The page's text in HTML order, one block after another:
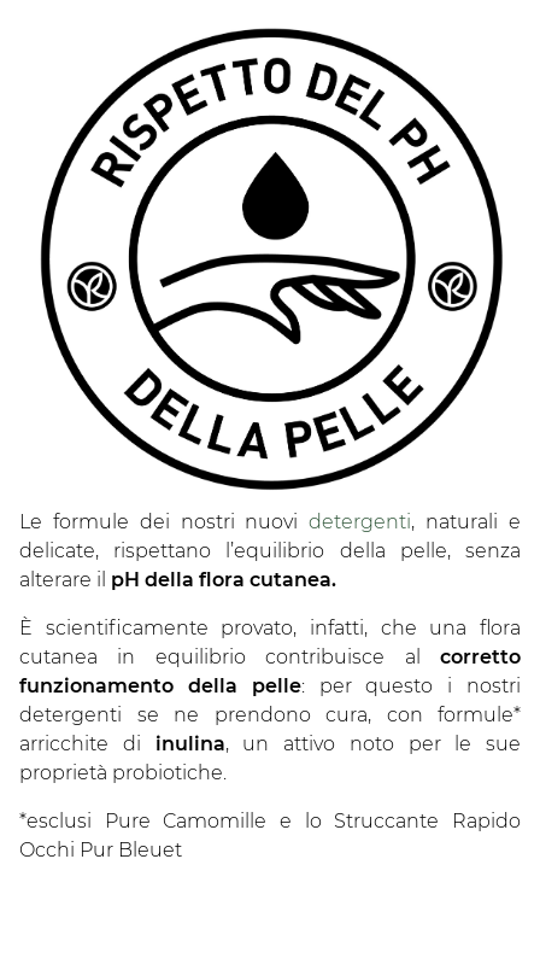
Le formule dei nostri nuovidetergenti, naturali e
delicate, rispettano l’equilibrio della pelle, senza
alterare il pH della flora cutanea.
È scientificamente provato, infatti, che una flora
cutanea in equilibrio contribuisce al corretto
funzionamento della pelle: per questo i nostri
detergenti se ne prendono cura, con formule*
arricchite di inulina, un attivo noto per le sue
proprietà probiotiche.
*esclusi Pure Camomille e lo Struccante Rapido
Occhi Pur Bleuet